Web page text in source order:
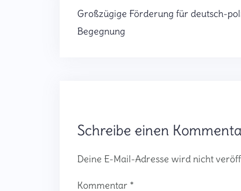
Großzügige Förderung für deutsch-
Begegnung
Schreibe einen
Deine E-Mail-Adresse wird nicht
Kommentar *